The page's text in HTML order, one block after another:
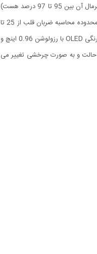
این محصول دارای بند آویز گردنی بوده و با دو باطری نیم قلمی کار می کند. پالس اکسیمتر انگشتی مدل LK88 میزان ضربان قلب و میزان اکسیژن محلول در خون (که حالت نرمال آن بین 95 تا 97 درصد هست)
و البته میزان فسفات خون (PI) را با دو رنگ آبی و زرد نمایش می دهد. محدوده محاسبه و نمایش اکسیژن محلول در خون یا SpO2 در این دستگاه از %70 تا %100 و البته محدوده محاسبه ضربان قلب از 25 تا
250 ضربان در دقیقه می باشد. این محصول در صورت عدم استفاده (Finger Out)، پس از 8 ثانیه به صورت خودکار خاموش می شود. این محصول از صفحه نمایشگر چرخشی رنگی OLED با رزولوشن 0.96 اینچ و
با ابعاد 128*64 پیکسل ساخته شده و از وضوح بالایی برخوردار است. به جهت خوانایی بهتر صفحه نمایش، با فشرده شدن دکمه سفید روی این محصول، صفحه نمایش در 4 حالت و به صورت چرخشی تغییر می